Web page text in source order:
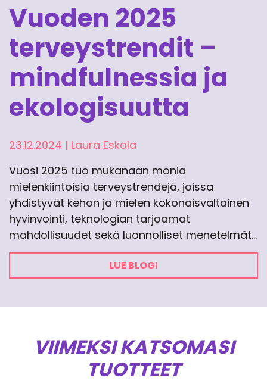
Vuoden 2025
terveystrendit –
mindfulnessia ja
ekologisuutta
23.12.2024 | Laura Eskola
Vuosi 2025 tuo mukanaan monia
mielenkiintoisia terveystrendejä, joissa
yhdistyvät kehon ja mielen kokonaisvaltainen
hyvinvointi, teknologian tarjoamat
mahdollisuudet sekä luonnolliset menetelmät…
LUE BLOGI
VIIMEKSI KATSOMASI
TUOTTEET